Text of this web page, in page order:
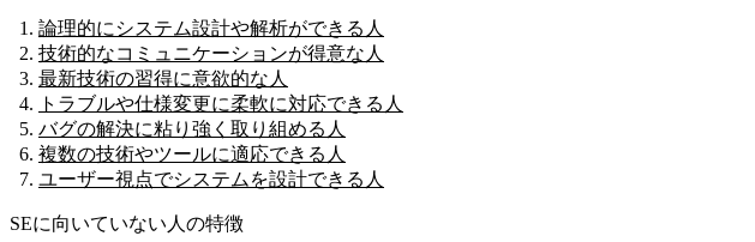
論理的にシステム設計や解析ができる人
技術的なコミュニケーションが得意な人
最新技術の習得に意欲的な人
トラブルや仕様変更に柔軟に対応できる人
バグの解決に粘り強く取り組める人
複数の技術やツールに適応できる人
ユーザー視点でシステムを設計できる人
SEに向いていない人の特徴